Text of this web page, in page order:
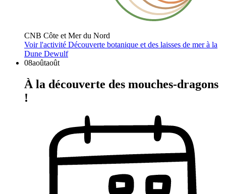
CNB Côte et Mer du Nord
Voir l'activité Découverte botanique et des laisses de mer à la
Dune Dewulf
08aoûtaoût
À la découverte des mouches-dragons
!